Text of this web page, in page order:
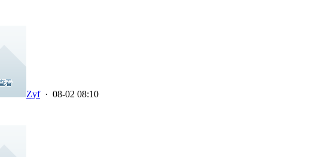
Zyf · 08-02 08:10